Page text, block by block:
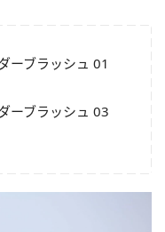
ーブラッシュ 01
ーブラッシュ 03